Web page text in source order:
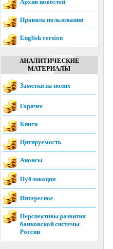
Архив новостей
Правила пользования
English version
АНАЛИТИЧЕСКИЕ
МАТЕРИАЛЫ
Заметки на полях
Горячее
Книги
Цитируемость
Анонсы
Публикации
Интересное
Перспективы развития
банковской системы
России